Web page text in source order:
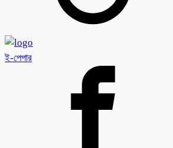
ই-পেপার